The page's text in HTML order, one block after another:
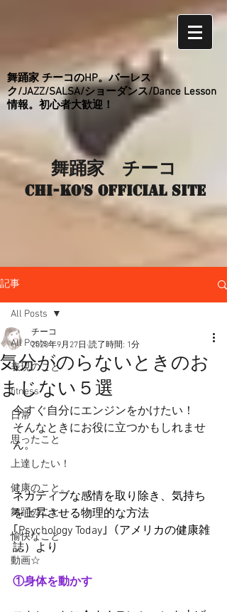
舞踊家 チーコのHP。バーレス
ク/JAZZ/SALSA/ショーダンス/Dance Lesson
情報。初心者大歓迎！
舞踊家 チーコ
Chi-ko's Official site
記事
All Posts
表現のこと
fitness
日常
思ったこと
上達したい！
健康のこと。
舞踊のこと。
愉快なこと
動画☆
All Posts
気分がのらないときのお
まじない５選
チーコ
2020年9月27日 読了時間: 1分
今すぐ自分にエンジンをかけたい！
そんなときにお役に立つかもしれませ
ん。
ネガティブな感情を取り除き、気持ち
を上昇させる物理的な方法
｢Psychology Today｣（アメリカの健康雑
誌）より
①身体を動かす